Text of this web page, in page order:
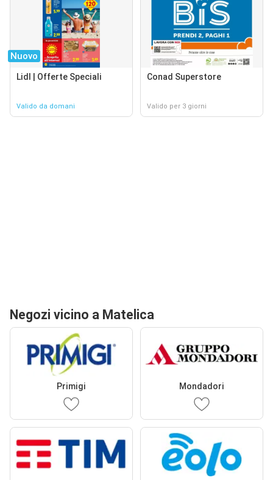
Nuovo
Lidl | Offerte Speciali
Valido da domani
Conad Superstore
Valido per 3 giorni
Negozi vicino a Matelica
Primigi Mondadori